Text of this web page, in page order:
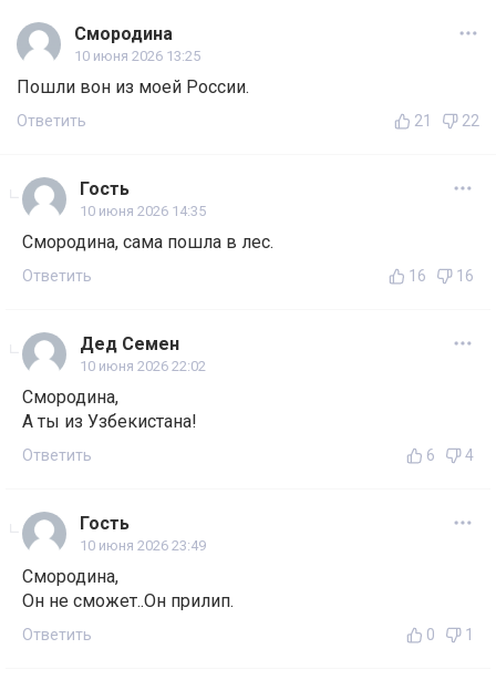
Смородина
10 июня 2026 13:25
Пошли вон из моей России.
Ответить 21 22
Гость
10 июня 2026 14:35
Смородина, сама пошла в лес.
Ответить 16 16
Дед Семен
10 июня 2026 22:02
Смородина,
А ты из Узбекистана!
Ответить 6 4
Гость
10 июня 2026 23:49
Смородина,
Он не сможет..Он прилип.
Ответить 0 1